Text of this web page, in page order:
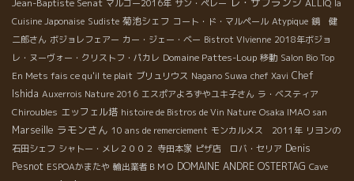
Jean-Baptiste Senat マルゴー2016年 サン・ペレー ALLIQ la
Cuisine Japonaise Sudiste 菊池シェフ コート・ド・マルペール Atypique 鏡 健
二郎さん ボジョレフェアー カー・ジェー・ベー Bistrot VIvienne 2018年ボジョ
レ・ヌーヴォー・クリストフ・パカレ Domaine Pattes-Loup 移動 Salon Bio Top
En Mets fais ce qu'il te plait ブリュリウス Nagano Suwa chef Xavi Chef
Ishida Auxerrois Nature 2016 エスポアよろずやユキ子さん ラ・ベスティア
Chiroubles エッフェル塔 histoire de Bistros de Vin Nature Osaka IMAO san
Marseille ラモンさん 10 ans de remerciement モンカルメス 2011年 リヨンの
石田シェフ シャトー・メレ２００２ 寺田本家 ピザ店 ロバ・セリア Denis
Pesnot ESPOAかまたや 輸出業者ＢＭＯ DOMAINE ANDRE OSTERTAG Cave